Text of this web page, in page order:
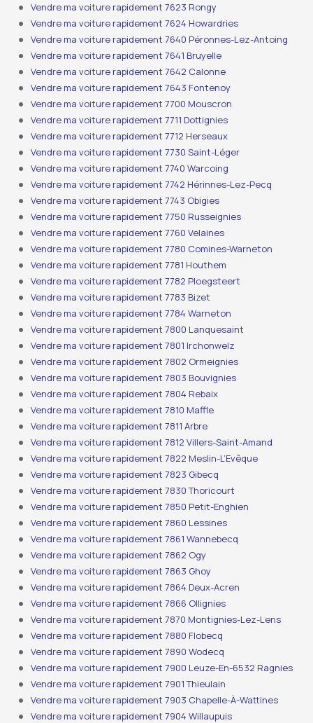
Vendre ma voiture rapidement 7623 Rongy
Vendre ma voiture rapidement 7624 Howardries
Vendre ma voiture rapidement 7640 Péronnes-Lez-Antoing
Vendre ma voiture rapidement 7641 Bruyelle
Vendre ma voiture rapidement 7642 Calonne
Vendre ma voiture rapidement 7643 Fontenoy
Vendre ma voiture rapidement 7700 Mouscron
Vendre ma voiture rapidement 7711 Dottignies
Vendre ma voiture rapidement 7712 Herseaux
Vendre ma voiture rapidement 7730 Saint-Léger
Vendre ma voiture rapidement 7740 Warcoing
Vendre ma voiture rapidement 7742 Hérinnes-Lez-Pecq
Vendre ma voiture rapidement 7743 Obigies
Vendre ma voiture rapidement 7750 Russeignies
Vendre ma voiture rapidement 7760 Velaines
Vendre ma voiture rapidement 7780 Comines-Warneton
Vendre ma voiture rapidement 7781 Houthem
Vendre ma voiture rapidement 7782 Ploegsteert
Vendre ma voiture rapidement 7783 Bizet
Vendre ma voiture rapidement 7784 Warneton
Vendre ma voiture rapidement 7800 Lanquesaint
Vendre ma voiture rapidement 7801 Irchonwelz
Vendre ma voiture rapidement 7802 Ormeignies
Vendre ma voiture rapidement 7803 Bouvignies
Vendre ma voiture rapidement 7804 Rebaix
Vendre ma voiture rapidement 7810 Maffle
Vendre ma voiture rapidement 7811 Arbre
Vendre ma voiture rapidement 7812 Villers-Saint-Amand
Vendre ma voiture rapidement 7822 Meslin-L’Evêque
Vendre ma voiture rapidement 7823 Gibecq
Vendre ma voiture rapidement 7830 Thoricourt
Vendre ma voiture rapidement 7850 Petit-Enghien
Vendre ma voiture rapidement 7860 Lessines
Vendre ma voiture rapidement 7861 Wannebecq
Vendre ma voiture rapidement 7862 Ogy
Vendre ma voiture rapidement 7863 Ghoy
Vendre ma voiture rapidement 7864 Deux-Acren
Vendre ma voiture rapidement 7866 Ollignies
Vendre ma voiture rapidement 7870 Montignies-Lez-Lens
Vendre ma voiture rapidement 7880 Flobecq
Vendre ma voiture rapidement 7890 Wodecq
Vendre ma voiture rapidement 7900 Leuze-En-6532 Ragnies
Vendre ma voiture rapidement 7901 Thieulain
Vendre ma voiture rapidement 7903 Chapelle-À-Wattines
Vendre ma voiture rapidement 7904 Willaupuis